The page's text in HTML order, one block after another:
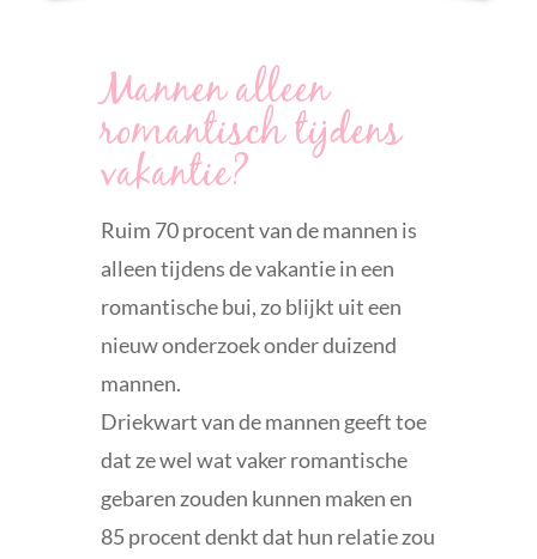
Voor mannen
Contact
Mannen alleen
romantisch tijdens
vakantie?
Ruim 70 procent van de mannen is
alleen tijdens de vakantie in een
romantische bui, zo blijkt uit een
nieuw onderzoek onder duizend
mannen.
Driekwart van de mannen geeft toe
dat ze wel wat vaker romantische
gebaren zouden kunnen maken en
85 procent denkt dat hun relatie zou